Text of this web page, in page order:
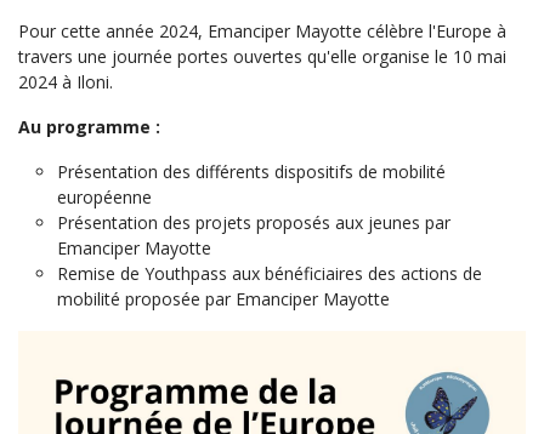
Pour cette année 2024, Emanciper Mayotte célèbre l'Europe à
travers une journée portes ouvertes qu'elle organise le 10 mai
2024 à Iloni.
Au programme :
Présentation des différents dispositifs de mobilité
européenne
Présentation des projets proposés aux jeunes par
Emanciper Mayotte
Remise de Youthpass aux bénéficiaires des actions de
mobilité proposée par Emanciper Mayotte